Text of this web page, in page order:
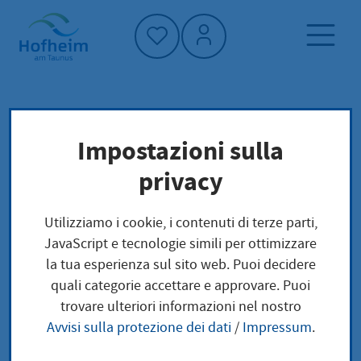
Home"
Pagina iniziale
Trova servizi
Struttura amministrativa
Sport, Vereine, Ehrenamt
Sport, Vereine,
Ehrenamt
Impostazioni sulla
privacy
Utilizziamo i cookie, i contenuti di terze parti,
JavaScript e tecnologie simili per ottimizzare
la tua esperienza sul sito web. Puoi decidere
quali categorie accettare e approvare. Puoi
trovare ulteriori informazioni nel nostro
Avvisi sulla protezione dei dati/ Impressum.